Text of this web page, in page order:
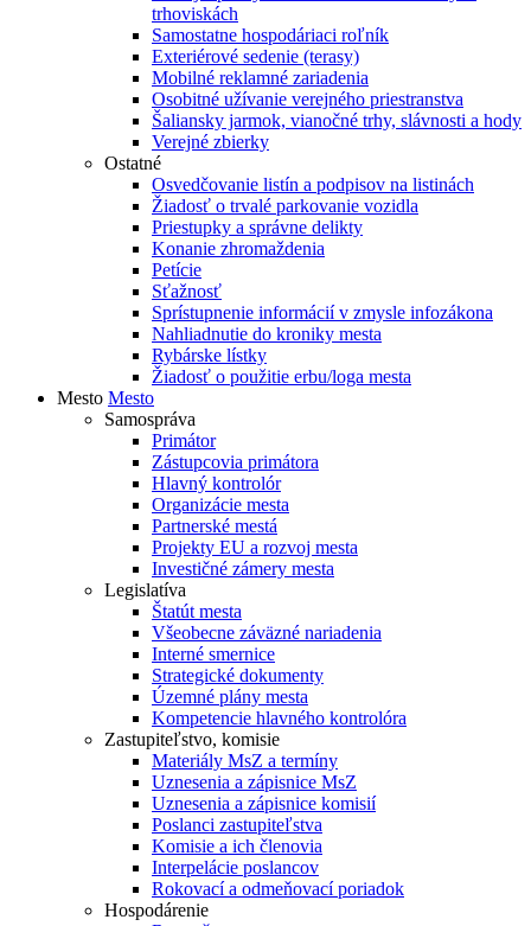
trhoviskách
Samostatne hospodáriaci roľník
Exteriérové sedenie (terasy)
Mobilné reklamné zariadenia
Osobitné užívanie verejného priestranstva
Šaliansky jarmok, vianočné trhy, slávnosti a hody
Verejné zbierky
Ostatné
Osvedčovanie listín a podpisov na listinách
Žiadosť o trvalé parkovanie vozidla
Priestupky a správne delikty
Konanie zhromaždenia
Petície
Sťažnosť
Sprístupnenie informácií v zmysle infozákona
Nahliadnutie do kroniky mesta
Rybárske lístky
Žiadosť o použitie erbu/loga mesta
Mesto Mesto
Samospráva
Primátor
Zástupcovia primátora
Hlavný kontrolór
Organizácie mesta
Partnerské mestá
Projekty EU a rozvoj mesta
Investičné zámery mesta
Legislatíva
Štatút mesta
Všeobecne záväzné nariadenia
Interné smernice
Strategické dokumenty
Územné plány mesta
Kompetencie hlavného kontrolóra
Zastupiteľstvo, komisie
Materiály MsZ a termíny
Uznesenia a zápisnice MsZ
Uznesenia a zápisnice komisií
Poslanci zastupiteľstva
Komisie a ich členovia
Interpelácie poslancov
Rokovací a odmeňovací poriadok
Hospodárenie